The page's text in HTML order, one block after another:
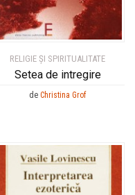
RELIGIE ȘI SPIRITUALITATE
Setea de intregire
de Christina Grof